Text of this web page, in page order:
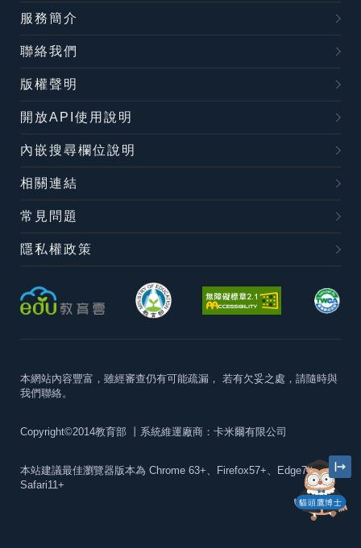
貓頭鷹博士
服務簡介
聯絡我們
版權聲明
開放API使用說明
內嵌搜尋欄位說明
相關連結
常見問題
隱私權政策
本網站內容豐富，雖經審查仍有可能疏漏， 若有欠妥之處，請隨時與
我們聯絡。
Copyright©2014教育部 丨系統維運廠商：卡米爾有限公司
本站建議最佳瀏覽器版本為 Chrome 63+、Firefox57+、Edge79+及
Safari11+